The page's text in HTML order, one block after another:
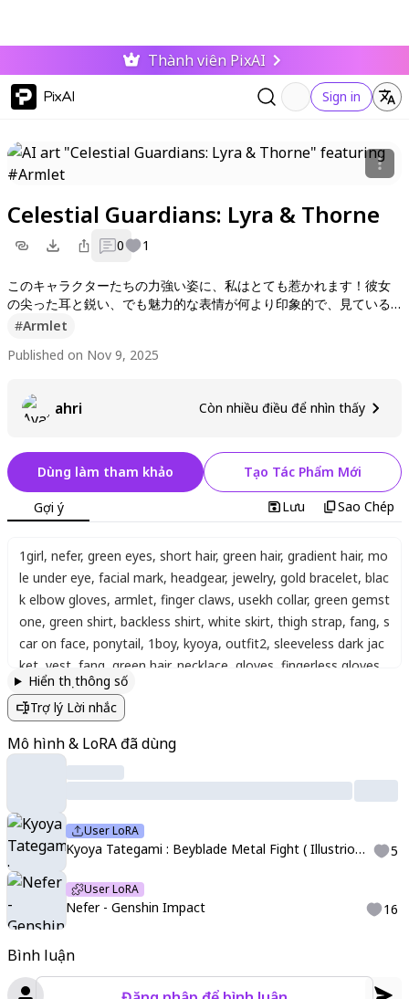
Thành viên PixAI
PixAI Sign in
Celestial Guardians: Lyra & Thorne
0 1
このキャラクターたちの力強い姿に、私はとても惹かれます！彼女
の尖った耳と鋭い、でも魅力的な表情が何より印象的で、見ている
と元気づけられます。次の作品も楽しみにしててくださいね！ぜひ
#Armlet
Published on Nov 9, 2025
ahri Còn nhiều điều để nhìn thấy
Bình luận
Dùng làm tham khảo Tạo Tác Phẩm Mới
Gợi ý Lưu Sao Chép
1girl, nefer, green eyes, short hair, green hair, gradient hair, mo
le under eye, facial mark, headgear, jewelry, gold bracelet, blac
k elbow gloves, armlet, finger claws, usekh collar, green gemst
one, green shirt, backless shirt, white skirt, thigh strap, fang, s
car on face, ponytail, 1boy, kyoya, outfit2, sleeveless dark jac
ket vest fang green hair, necklace gloves fingerless gloves
outfit1, sleeveless green jacket
gloves, team, fighting pose
Hiển thị thông số
Trợ lý Lời nhắc
Mô hình & LoRA đã dùng
User LoRA
Kyoya Tategami : Beyblade Metal Fight ( Illustrious ) 5
User LoRA
Nefer - Genshin Impact 16